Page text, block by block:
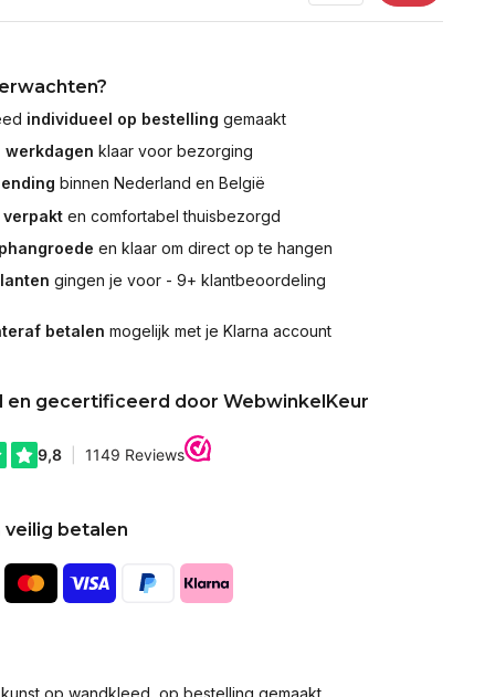
individueel op bestelling gemaakt
werkdagen klaar voor bezorging
binnen Nederland en België
en comfortabel thuisbezorgd
en klaar om direct op te hangen
gingen je voor - 9+ klantbeoordeling
betalen mogelijk met je Klarna account
en gecertificeerd door WebwinkelKeur
veilig betalen